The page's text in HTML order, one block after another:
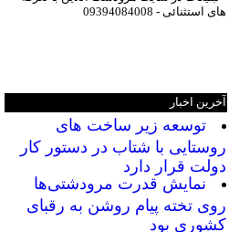
های استثنائی - 09394084008
آخرین اخبار
توسعه زیر ساخت های
روستایی با شتاب در دستور کار
دولت قرار دارد
نمایش قدرت مرودشتی‌ها
روی تخته پیام روشن به رقبای
کشوری بود